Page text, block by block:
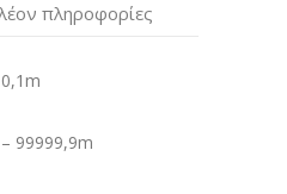
πληροφορίες
99999,9m